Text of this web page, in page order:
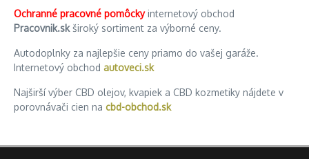
Ochranné pracovné pomôckyinternetový obchod
Pracovnik.skširoký sortiment za výborné ceny.
Autodoplnky za najlepšie ceny priamo do vašej garáže.
Internetový obchod autoveci.sk
Najširší výber CBD olejov, kvapiek a CBD kozmetiky nájdete v
porovnávači cien na cbd-obchod.sk